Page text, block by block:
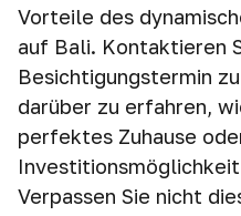
Vorteile des
auf Bali. Kontaktieren
Besichtigungstermin
darüber zu erfahren,
perfektes Zuhause
Verpassen Sie nicht